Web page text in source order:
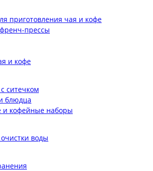
приготовления чая и кофе
прессы
и кофе
ситечком
блюдца
и кофейные наборы
воды